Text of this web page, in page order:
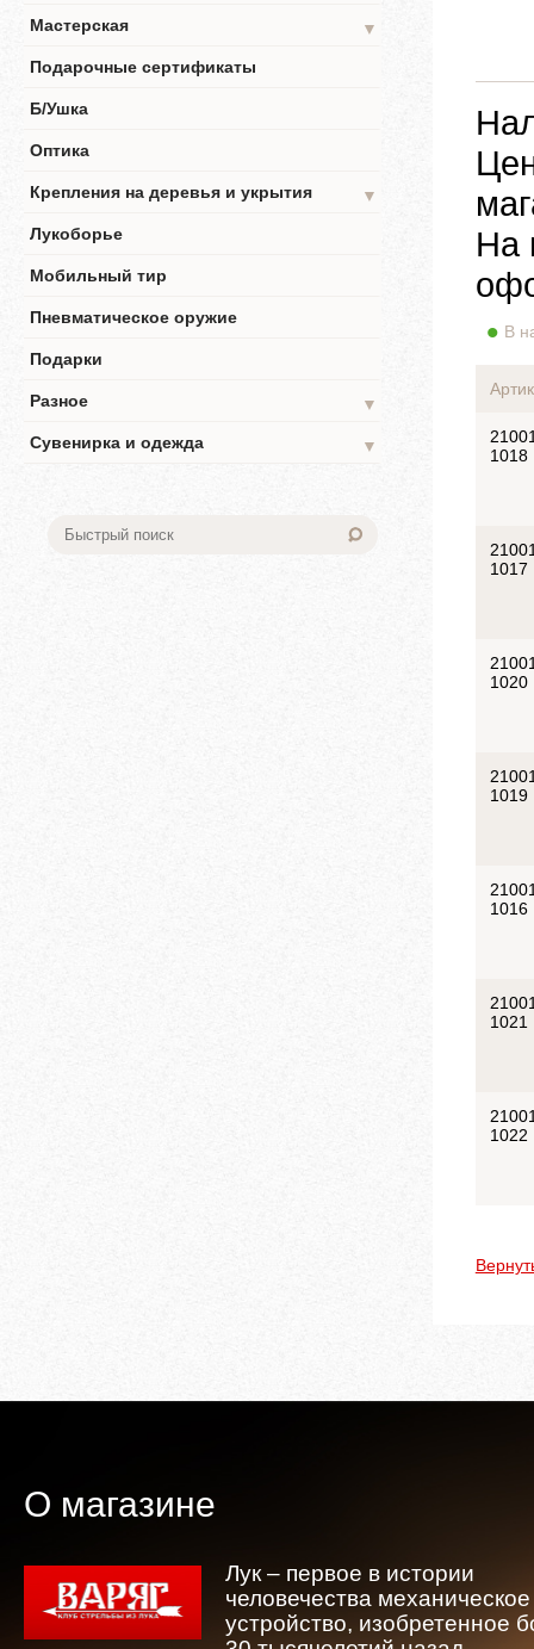
Мастерская
▼
Подарочные сертификаты
Б/Ушка
Оптика
Крепления на деревья и укрытия
▼
Лукоборье
Мобильный тир
Пневматическое оружие
Подарки
Разное
▼
Сувенирка и одежда
▼
На
В
1018
1017
1020
1019
1016
1021
1022
О магазине
Лук – первое в истории
человечества механическое
устройство, изобретенное